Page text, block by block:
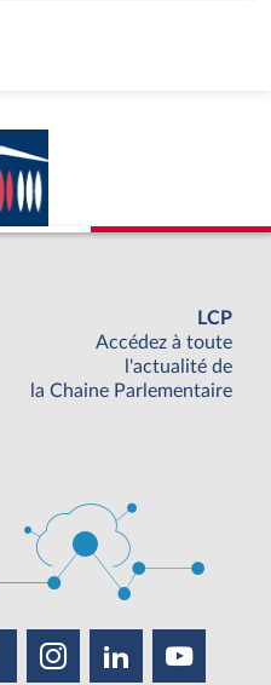
LCP
Accédez à toute
l'actualité de
la Chaine Parlementaire